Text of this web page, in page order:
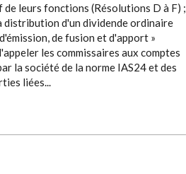
leurs fonctions (Résolutions D à F) ;
distribution d'un dividende ordinaire
de fusion et d'apport »
les commissaires aux comptes
la société de la norme IAS24 et des
liées...